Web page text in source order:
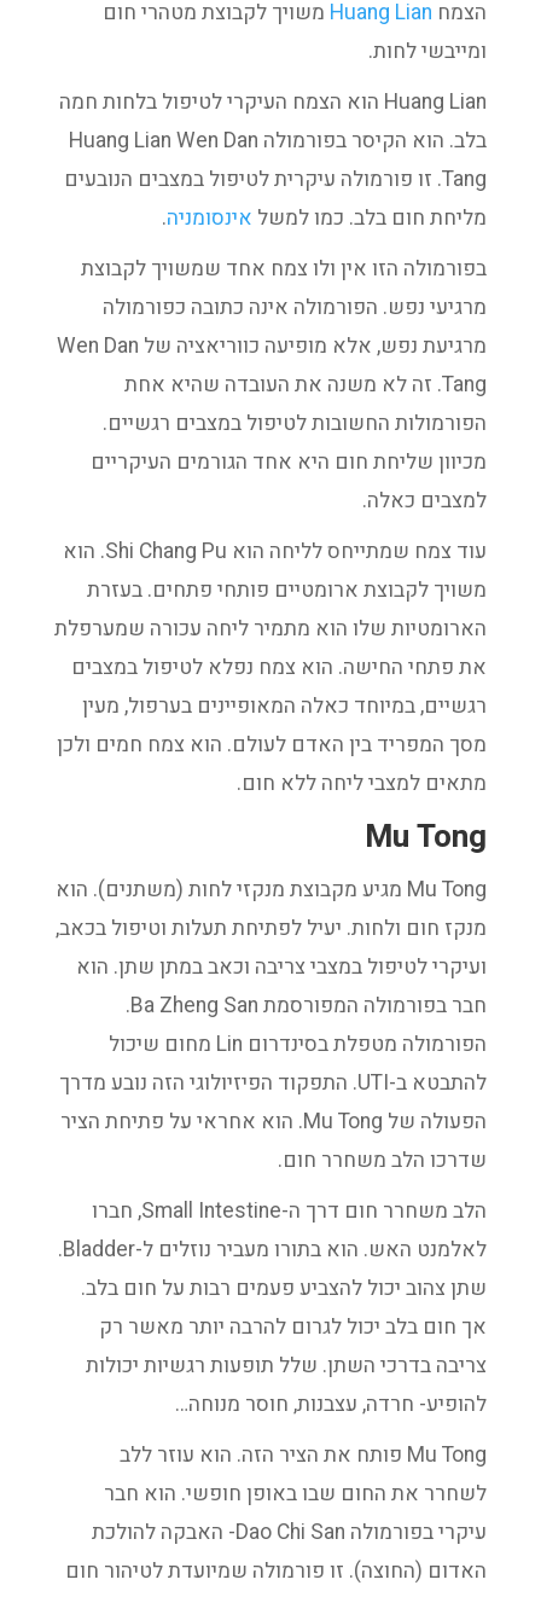
הצמח Huang Lian משויך לקבוצת מטהרי חום
ומייבשי לחות.
Huang Lian הוא הצמח העיקרי לטיפול בלחות חמה
בלב. הוא הקיסר בפורמולה Huang Lian Wen Dan
Tang. זו פורמולה עיקרית לטיפול במצבים הנובעים
מליחת חום בלב. כמו למשל אינסומניה.
בפורמולה הזו אין ולו צמח אחד שמשויך לקבוצת
מרגיעי נפש. הפורמולה אינה כתובה כפורמולה
מרגיעת נפש, אלא מופיעה כווריאציה של Wen Dan
Tang. זה לא משנה את העובדה שהיא אחת
הפורמולות החשובות לטיפול במצבים רגשיים.
מכיוון שליחת חום היא אחד הגורמים העיקריים
למצבים כאלה.
עוד צמח שמתייחס לליחה הוא Shi Chang Pu. הוא
משויך לקבוצת ארומטיים פותחי פתחים. בעזרת
הארומטיות שלו הוא מתמיר ליחה עכורה שמערפלת
את פתחי החישה. הוא צמח נפלא לטיפול במצבים
רגשיים, במיוחד כאלה המאופיינים בערפול, מעין
מסך המפריד בין האדם לעולם. הוא צמח חמים ולכן
מתאים למצבי ליחה ללא חום.
Mu Tong
Mu Tong מגיע מקבוצת מנקזי לחות (משתנים). הוא
מנקז חום ולחות. יעיל לפתיחת תעלות וטיפול בכאב,
ועיקרי לטיפול במצבי צריבה וכאב במתן שתן. הוא
חבר בפורמולה המפורסמת Ba Zheng San.
הפורמולה מטפלת בסינדרום Lin מחום שיכול
להתבטא ב-UTI. התפקוד הפיזיולוגי הזה נובע מדרך
הפעולה של Mu Tong. הוא אחראי על פתיחת הציר
שדרכו הלב משחרר חום.
הלב משחרר חום דרך ה-Small Intestine, חברו
לאלמנט האש. הוא בתורו מעביר נוזלים ל-Bladder.
שתן צהוב יכול להצביע פעמים רבות על חום בלב.
אך חום בלב יכול לגרום להרבה יותר מאשר רק
צריבה בדרכי השתן. שלל תופעות רגשיות יכולות
להופיע- חרדה, עצבנות, חוסר מנוחה…
Mu Tong פותח את הציר הזה. הוא עוזר ללב
לשחרר את החום שבו באופן חופשי. הוא חבר
עיקרי בפורמולה Dao Chi San- האבקה להולכת
האדום (החוצה). זו פורמולה שמיועדת לטיהור חום